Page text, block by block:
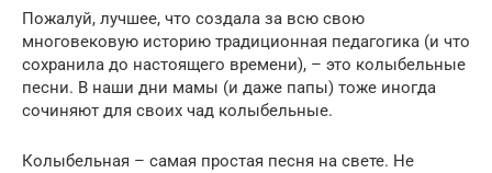
Пожалуй, лучшее, что создала за всю свою
многовековую историю традиционная педагогика (и что
сохранила до настоящего времени), – это колыбельные
песни. В наши дни мамы (и даже папы) тоже иногда
сочиняют для своих чад колыбельные.
Колыбельная – самая простая песня на свете. Не